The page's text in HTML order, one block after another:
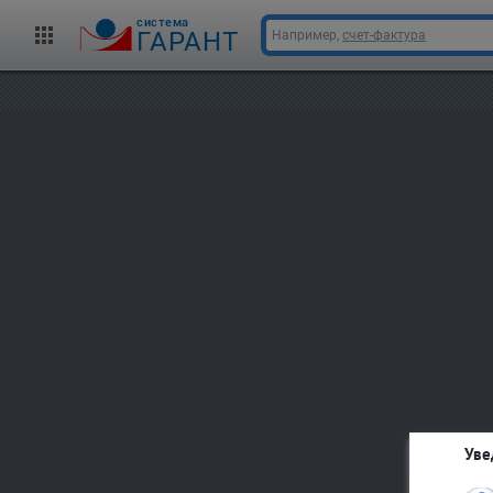
cистема
ГАРАНТ Например, счет-фактура